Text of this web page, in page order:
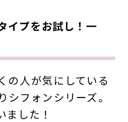
イプをお試し！一
の人が気にしている
シフォンシリーズ。
した！